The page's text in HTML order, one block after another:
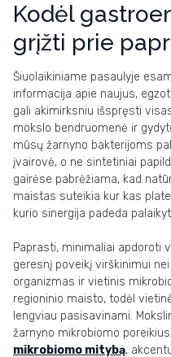
Kodėl
grįžti prie
Šiuolaikiniame pasaulyje
informacija apie naujus,
gali akimirksniu išspręsti
mokslo bendruomenė ir
mūsų žarnyno bakterijoms
įvairovė, o ne sintetiniai
gairėse pabrėžiama, kad
maistas suteikia kur kas
kurio sinergija padeda
Paprasti, minimaliai apdoroti
geresnį poveikį virškinimui
organizmas ir vietinis
regioninio maisto, todėl
lengviau pasisavinami.
žarnyno mikrobiomo
mikrobiomo mitybą,